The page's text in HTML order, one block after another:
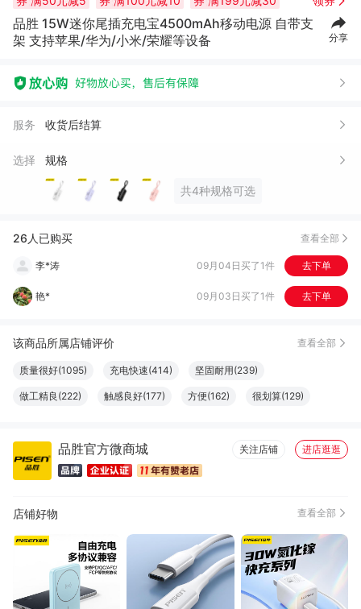
品胜 15W迷你尾插充电宝4500mAh移动电源 自带支
架 支持苹果/华为/小米/荣耀等设备
分享
服务 收货后结算
选择 规格
共4种规格可选
26人已购买 查看全部
***? 06月16日买了1件 去下单
段*
如*
艳* 去下单
衣***坊 08月06日买了1件 去下单
小* 07月28日买了1件 去下单
该商品所属店铺评价 查看全部
质量很好(1095) 充电快速(414) 坚固耐用(239)
做工精良(222) 触感良好(177) 方便(162) 很划算(129)
服务周到(77) 设计一流(72) 耐磨(61)
很好看(55) 音质出色(53) 大小合适(50)
方便实用(34) 清晰度高(34) 容量够大(34) 安装便捷(31)
清洁干净(30) 不占空间(29) 尺寸适宜(29) 真材实料(25)
很舒服(24) 包装很好(15) 效果好(14) 款式时尚(12)
品胜官方微商城 关注店铺 进店逛逛
店铺好物 查看全部